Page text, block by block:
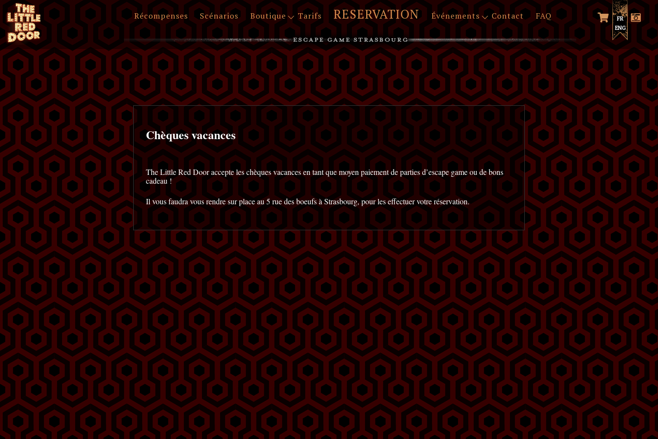
Récompenses Scénarios Boutique Tarifs RESERVATION Événements Contact FAQ
FR
ENG
Chèques vacances
The Little Red Door accepte les chèques vacances en tant que moyen paiement de parties d’escape game ou de bons
cadeau !
Il vous faudra vous rendre sur place au 5 rue des boeufs à Strasbourg, pour les effectuer votre réservation.